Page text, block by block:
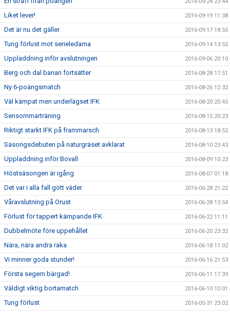
Liket lever! 2016-09-19 11:38
Det är nu det gäller 2016-09-17 18:55
Tung förlust mot serieledarna 2016-09-14 13:55
Uppladdning inför avslutningen 2016-09-06 20:10
Berg och dal banan fortsätter 2016-08-28 17:51
Ny 6-poängsmatch 2016-08-26 12:32
Väl kämpat men underlägset IFK 2016-08-20 20:45
Sensommarträning 2016-08-15 20:23
Riktigt starkt IFK på frammarsch 2016-08-13 18:52
Säsongsdebuten på naturgräset avklarat 2016-08-10 23:43
Uppladdning inför Bovall 2016-08-09 10:23
Höstsäsongen är igång 2016-08-07 01:18
Det var i alla fall gött väder 2016-06-28 21:22
Våravslutning på Orust 2016-06-28 13:54
Förlust för tappert kämpande IFK 2016-06-22 11:11
Dubbelmöte före uppehållet 2016-06-20 23:32
Nära, nära andra raka 2016-06-18 11:02
Vi minner goda stunder! 2016-06-16 21:53
Första segern bärgad! 2016-06-11 17:39
Väldigt viktig bortamatch 2016-06-10 10:01
Tung förlust 2016-05-31 23:02